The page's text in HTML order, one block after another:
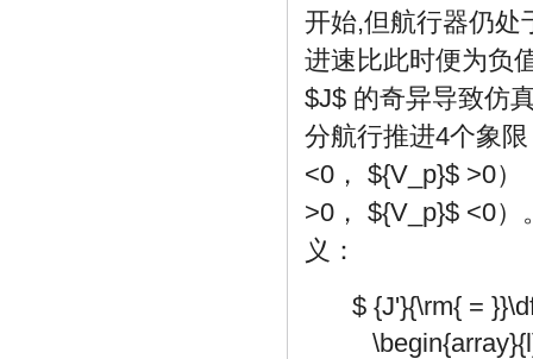
开始,但航行器仍
进速比此时便为负
$J$ 的奇异导致仿
分航行推进4个象
<0， ${V_p}$ >0）
>0， ${V_p}$ <0）
义：
$ {J'}{\rm{ =